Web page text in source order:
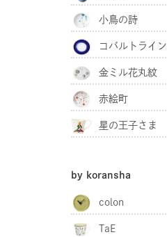
小鳥の詩
コバルトライン
金ミル花丸紋
赤絵町
星の王子さま
by koransha
colon
TaE